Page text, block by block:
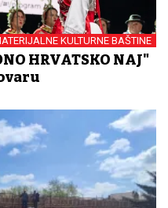
KULTURNE BAŠTINE
HRVATSKO NAJ"